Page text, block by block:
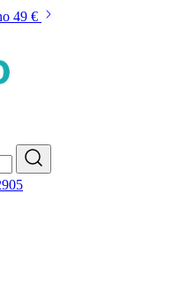
49 €